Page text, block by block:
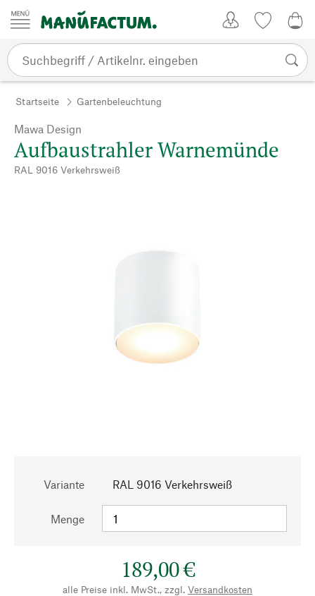
Zum Inhalt springen
Startseite Gartenbeleuchtung
Mawa Design
Aufbaustrahler Warnemünde
RAL 9016 Verkehrsweiß
Variante RAL 9016 Verkehrsweiß
Menge
189,00 €
alle Preise inkl. MwSt., zzgl. Versandkosten